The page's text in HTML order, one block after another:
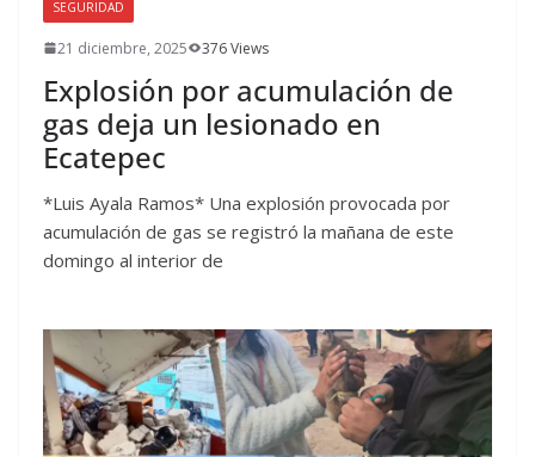
SEGURIDAD
21 diciembre, 2025 376 Views
Explosión por acumulación de
gas deja un lesionado en
Ecatepec
*Luis Ayala Ramos* Una explosión provocada por
acumulación de gas se registró la mañana de este
domingo al interior de